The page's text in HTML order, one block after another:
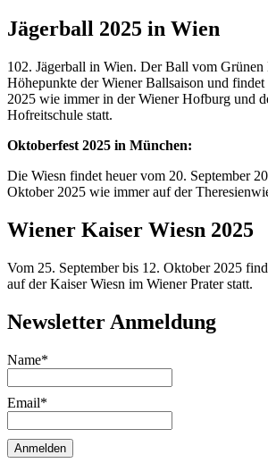
Jägerball 2025 in Wien
102. Jägerball in Wien. Der Ball vom Grünen
Höhepunkte der Wiener Ballsaison und findet
2025 wie immer in der Wiener Hofburg und
Hofreitschule statt.
Oktoberfest 2025 in München:
Die Wiesn findet heuer vom 20. September
Oktober 2025 wie immer auf der
Wiener Kaiser Wiesn 2025
Vom 25. September bis 12. Oktober 2025
auf der Kaiser Wiesn im Wiener Prater statt.
Newsletter Anmeldung
Name*
Email*